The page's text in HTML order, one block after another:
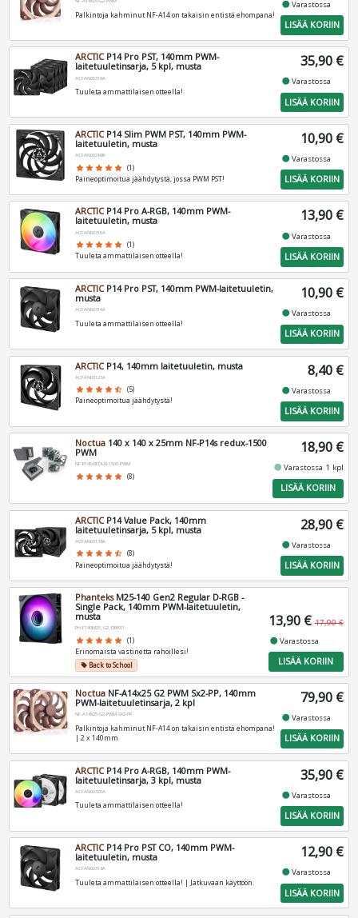
Palkintoja kahminut NF-A14 on takaisin entistä ehompana!
fiber_manual_recordVarastossa
LISÄÄ KORIIN
ARCTICP14 Pro PST, 140mm PWM-
laitetuuletinsarja, 5 kpl, musta
ACFAN00319A
Tuuleta ammattilaisen otteella!
35,90 €
fiber_manual_recordVarastossa
LISÄÄ KORIIN
ARCTICP14 Slim PWM PST, 140mm PWM-
laitetuuletin, musta
ACFAN00268A
star star star star star (1)
Paineoptimoitua jäähdytystä, jossa PWM PST!
10,90 €
fiber_manual_recordVarastossa
LISÄÄ KORIIN
ARCTICP14 Pro A-RGB, 140mm PWM-
laitetuuletin, musta
ACFAN00315A
star star star star star (1)
Tuuleta ammattilaisen otteella!
13,90 €
fiber_manual_recordVarastossa
LISÄÄ KORIIN
ARCTICP14 Pro PST, 140mm PWM-laitetuuletin,
musta
ACFAN00314A
Tuuleta ammattilaisen otteella!
10,90 €
fiber_manual_recordVarastossa
LISÄÄ KORIIN
ARCTICP14, 140mm laitetuuletin, musta
ACFAN00123A
star star star star star_half (5)
Paineoptimoitua jäähdytystä!
8,40 €
fiber_manual_recordVarastossa
LISÄÄ KORIIN
Noctua 140 x 140 x 25mm NF-P14s redux-1500
PWM
NF-P14S-REDUX-1500-PWM
star star star star star (8)
18,90 €
fiber_manual_recordVarastossa 1 kpl
LISÄÄ KORIIN
ARCTICP14 Value Pack, 140mm
laitetuuletinsarja, 5 kpl, musta
ACFAN00136A
star star star star star_half (8)
Paineoptimoitua jäähdytystä!
28,90 €
fiber_manual_recordVarastossa
LISÄÄ KORIIN
PhanteksM25-140 Gen2 Regular D-RGB -
Single Pack, 140mm PWM-laitetuuletin,
musta
PH-F140M25_G2_DBK01
star star star star star (1)
Erinomaista vastinetta rahoillesi!
local_offerBack to School
13,90 € 17,90 €
fiber_manual_recordVarastossa
LISÄÄ KORIIN
Noctua NF-A14x25 G2 PWM Sx2-PP, 140mm
PWM-laitetuuletinsarja, 2 kpl
NF-A14X25-G2-PWM-SX2-PP
Palkintoja kahminut NF-A14 on takaisin entistä ehompana!
| 2 x 140mm
79,90 €
fiber_manual_recordVarastossa
LISÄÄ KORIIN
ARCTICP14 Pro A-RGB, 140mm PWM-
laitetuuletinsarja, 3 kpl, musta
ACFAN00320A
Tuuleta ammattilaisen otteella!
35,90 €
fiber_manual_recordVarastossa
LISÄÄ KORIIN
ARCTICP14 Pro PST CO, 140mm PWM-
laitetuuletin, musta
ACFAN00316A
Tuuleta ammattilaisen otteella! | Jatkuvaan käyttöön.
12,90 €
fiber_manual_recordVarastossa
LISÄÄ KORIIN